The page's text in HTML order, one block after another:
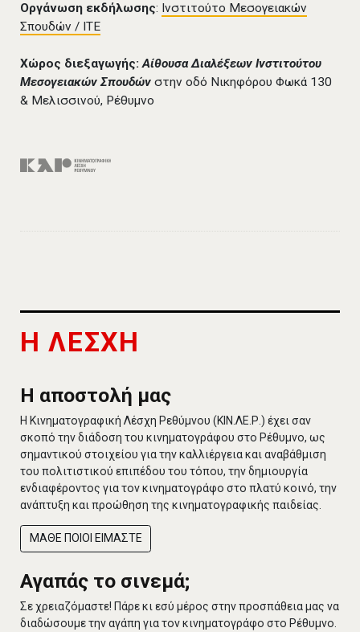
Οργάνωση εκδήλωσης: Ινστιτούτο Μεσογειακών
Σπουδών / ΙΤΕ
Χώρος διεξαγωγής: Αίθουσα Διαλέξεων Ινστιτούτου
Μεσογειακών Σπουδών στην οδό Νικηφόρου Φωκά 130
& Μελισσινού, Ρέθυμνο
Η ΛΕΣΧΗ
Η αποστολή μας
Η Κινηματογραφική Λέσχη Ρεθύμνου (ΚΙΝ.ΛΕ.Ρ.) έχει σαν
σκοπό την διάδοση του κινηματογράφου στο Ρέθυμνο, ως
σημαντικού στοιχείου για την καλλιέργεια και αναβάθμιση
του πολιτιστικού επιπέδου του τόπου, την δημιουργία
ενδιαφέροντος για τον κινηματογράφο στο πλατύ κοινό, την
ανάπτυξη και προώθηση της κινηματογραφικής παιδείας.
ΜΑΘΕ ΠΟΙΟΙ ΕΙΜΑΣΤΕ
Αγαπάς το σινεμά;
Σε χρειαζόμαστε! Πάρε κι εσύ μέρος στην προσπάθεια μας να
διαδώσουμε την αγάπη για τον κινηματογράφο στο Ρέθυμνο.